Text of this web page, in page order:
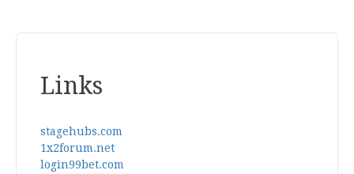
Links
stagehubs.com
1x2forum.net
login99bet.com